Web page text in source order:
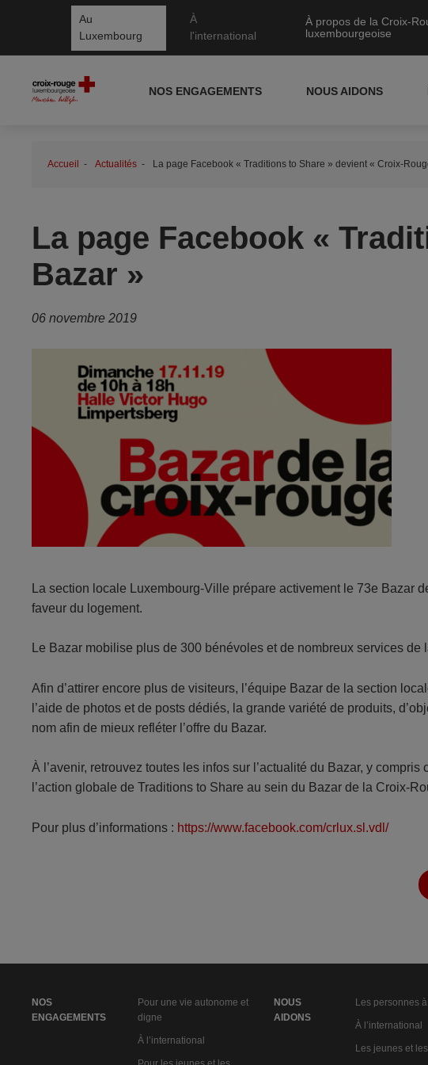
Au
Luxembourg
À
l'international
À propos de la Croix-
luxembourgeoise
NOS ENGAGEMENTS NOUS AIDONS
Accueil Actualités La page Facebook « Traditions to Share » devient « Croix-
La page Facebook «
Bazar »
06 novembre 2019
La section locale Luxembourg-Ville prépare activement le 73e
faveur du logement.
Le Bazar mobilise plus de 300 bénévoles et de nombreux services
Afin d’attirer encore plus de visiteurs, l’équipe Bazar de la section
l’aide de photos et de posts dédiés, la grande variété de produits,
nom afin de mieux refléter l’offre du Bazar.
À l’avenir, retrouvez toutes les infos sur l’actualité du Bazar, y
l’action globale de Traditions to Share au sein du Bazar de la Croix-
Pour plus d’informations : https://www.facebook.com/crlux.sl.vdl/
NOS
ENGAGEMENTS
Pour une vie autonome et
digne
À l’international
NOUS
AIDONS
Les personnes
À l’international
Les jeunes et